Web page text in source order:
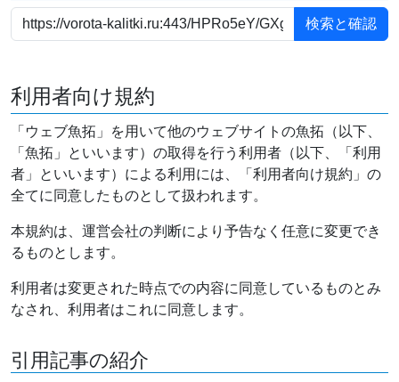
利用者向け規約
「ウェブ魚拓」を用いて他のウェブサイトの魚拓（以下、
「魚拓」といいます）の取得を行う利用者（以下、「利用
者」といいます）による利用には、「利用者向け規約」の
全てに同意したものとして扱われます。
本規約は、運営会社の判断により予告なく任意に変更でき
るものとします。
利用者は変更された時点での内容に同意しているものとみ
なされ、利用者はこれに同意します。
引用記事の紹介